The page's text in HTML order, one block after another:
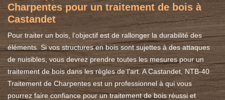
Charpentes pour un traitement de bois à
Castandet
Pour traiter un bois, l’objectif est de rallonger la durabilité des
éléments. Si vos structures en bois sont sujettes à des attaques
de nuisibles, vous devrez prendre toutes les mesures pour un
traitement de bois dans les règles de l’art. A Castandet, NTB-40
Traitement de Charpentes est un professionnel à qui vous
pourrez faire confiance pour un traitement de bois réussi et